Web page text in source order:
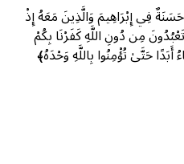
فِي إِبْرَاهِيمَ وَالَّذِينَ مَعَهُ إِذْ
مِن دُونِ اللَّهِ كَفَرْنَا بِكُمْ
أَبَدًا حَتَّىٰ تُؤْمِنُوا بِاللَّهِ وَحْدَهُ﴾